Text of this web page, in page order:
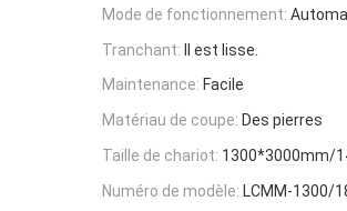
Mode de fonctionnement:
Tranchant: Il est lisse.
Maintenance: Facile
Matériau de coupe: Des pierres
Taille de chariot: 1300*3000mm/
Numéro de modèle: LCMM-1300/